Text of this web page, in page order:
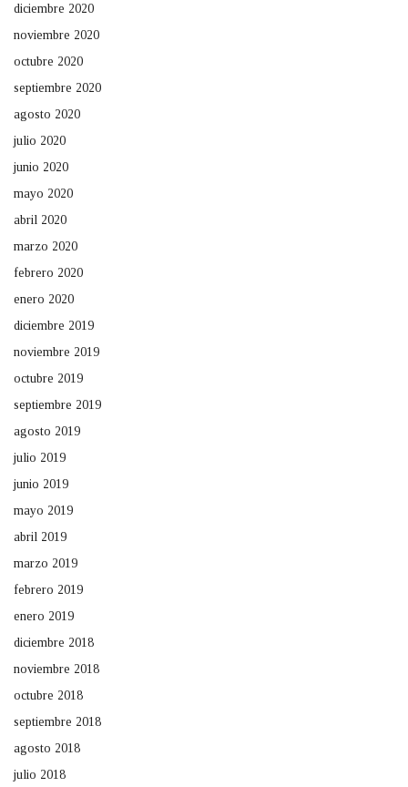
diciembre 2020
noviembre 2020
octubre 2020
septiembre 2020
agosto 2020
julio 2020
junio 2020
mayo 2020
abril 2020
marzo 2020
febrero 2020
enero 2020
diciembre 2019
noviembre 2019
octubre 2019
septiembre 2019
agosto 2019
julio 2019
junio 2019
mayo 2019
abril 2019
marzo 2019
febrero 2019
enero 2019
diciembre 2018
noviembre 2018
octubre 2018
septiembre 2018
agosto 2018
julio 2018